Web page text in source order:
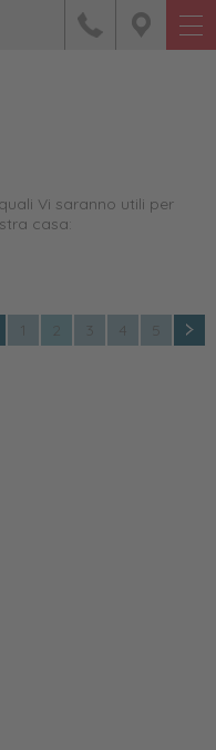
Vi saranno utili per
casa:
1 3 4